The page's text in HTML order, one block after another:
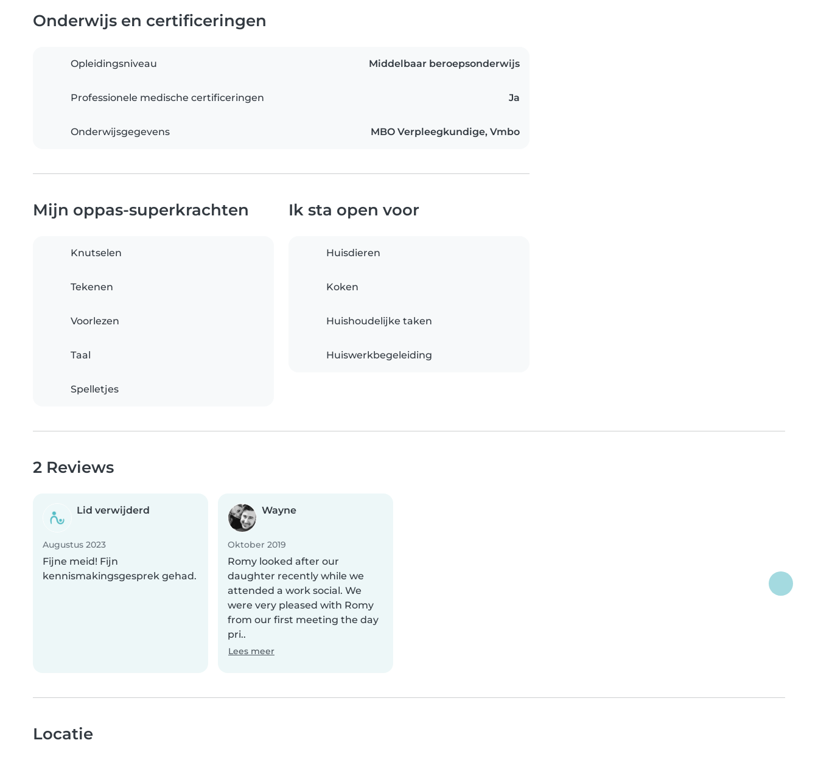
Onderwijs en certificeringen
Opleidingsniveau Middelbaar beroepsonderwijs
Professionele medische certificeringen Ja
Onderwijsgegevens MBO Verpleegkundige, Vmbo
Mijn oppas-superkrachten
Knutselen
Tekenen
Voorlezen
Taal
Spelletjes
Ik sta open voor
Huisdieren
Koken
Huishoudelijke taken
Huiswerkbegeleiding
2 Reviews
Lid verwijderd
Augustus 2023
Fijne meid! Fijn
kennismakingsgesprek gehad.
Wayne
Oktober 2019
Romy looked after our
daughter recently while we
attended a work social. We
were very pleased with Romy
from our first meeting the day
pri..
Lees meer
Locatie